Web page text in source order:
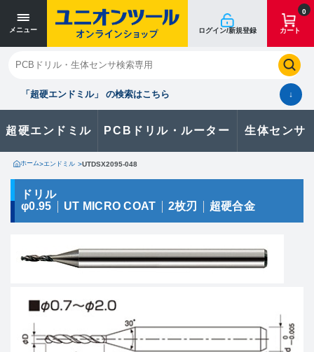
メニュー ログイン/新規登録
0
カート
「超硬エンドミル」 の検索はこちら ↓
超硬エンドミル PCBドリル・ルーター 生体センサ
閉じる
お気に入り クイックオーダー 購入履歴
製品に関するお問い合わせはこちら
カタログ一覧
ホーム>エンドミル >UTDSX2095-048
ドリル
φ0.95
UT MICRO COAT 2枚刃 超硬合金
寸法単位 [mm]
寸法単位 [mm]